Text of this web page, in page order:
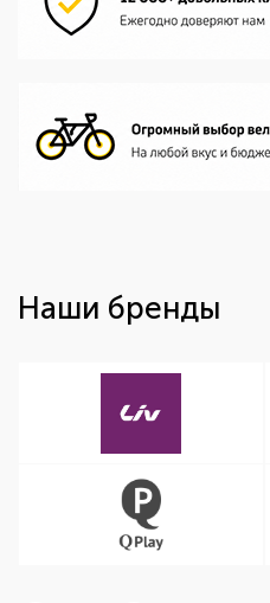
Наши бренды